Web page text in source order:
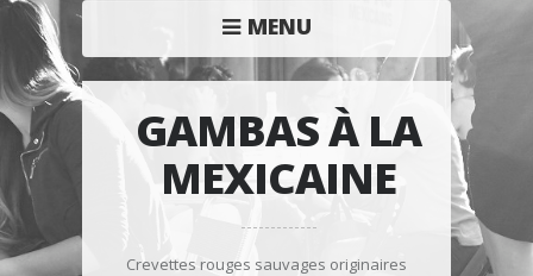
MENU
GAMBAS À LA
MEXICAINE
Crevettes rouges sauvages originaires